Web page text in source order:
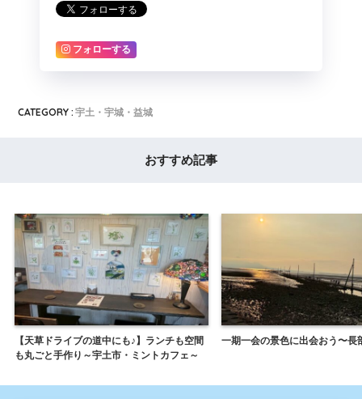
フォローする
CATEGORY : 宇土・宇城・益城
おすすめ記事
【天草ドライブの道中にも♪】ランチも空間
も丸ごと手作り～宇土市・ミントカフェ～
一期一会の景色に出会おう〜長